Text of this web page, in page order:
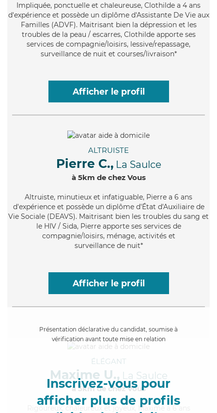
Impliquée, ponctuelle et chaleureuse, Clothilde a 4 ans
d'expérience et possède un diplôme d'Assistante De Vie aux
Familles (ADVF). Maitrisant bien la dépression et les
troubles de la peau / escarres, Clothilde apporte ses
services de compagnie/loisirs, lessive/repassage,
surveillance de nuit et courses/livraison*
Afficher le profil
ALTRUISTE
Pierre C., La Saulce
à 5km de chez Vous
Altruiste, minutieux et infatiguable, Pierre a 6 ans
d'expérience et possède un diplôme d'État d'Auxiliaire de
Vie Sociale (DEAVS). Maitrisant bien les troubles du sang et
le HIV / Sida, Pierre apporte ses services de
compagnie/loisirs, ménage, activités et
surveillance de nuit*
Afficher le profil
Présentation déclarative du candidat, soumise à
vérification avant toute mise en relation
Inscrivez-vous pour
afficher plus de profils
ÉLÉGANT
Maxime U., La Saulce
à 5km de chez Vous
, chaleureux et joyeux, Maxime a 6 ans